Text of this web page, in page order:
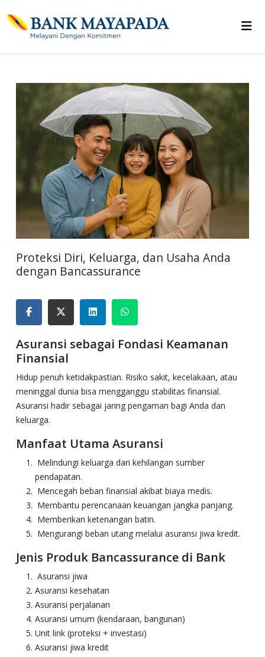
Proteksi Diri, Keluarga, dan Usaha Anda
dengan Bancassurance
Asuransi sebagai Fondasi Keamanan
Finansial
Hidup penuh ketidakpastian. Risiko sakit, kecelakaan, atau
meninggal dunia bisa mengganggu stabilitas finansial.
Asuransi hadir sebagai jaring pengaman bagi Anda dan
keluarga.
Manfaat Utama Asuransi
Melindungi keluarga dari kehilangan sumber
pendapatan.
Mencegah beban finansial akibat biaya medis.
Membantu perencanaan keuangan jangka panjang.
Memberikan ketenangan batin.
Mengurangi beban utang melalui asuransi jiwa kredit.
Jenis Produk Bancassurance di Bank
Asuransi jiwa
Asuransi kesehatan
Asuransi perjalanan
Asuransi umum (kendaraan, bangunan)
Unit link (proteksi + investasi)
Asuransi jiwa kredit